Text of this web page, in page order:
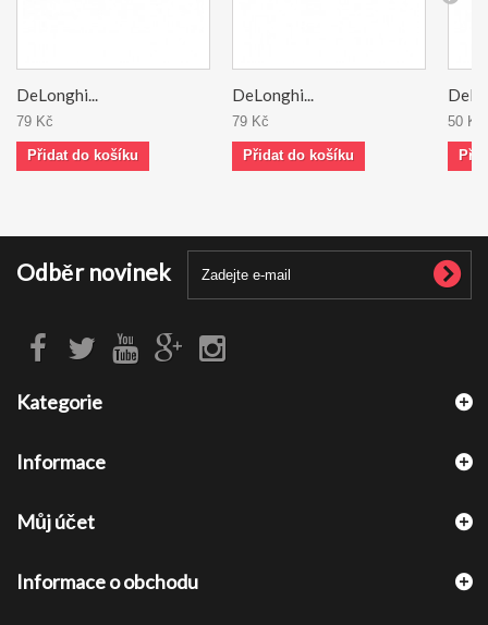
DeLonghi...
79 Kč
Přidat do košíku
DeLonghi...
79 Kč
Přidat do košíku
50 Kč
Odběr novinek
Kategorie
Informace
Můj účet
Informace o obchodu